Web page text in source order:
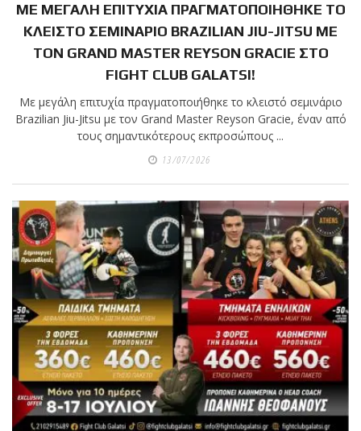
ΜΕ ΜΕΓΑΛΗ ΕΠΙΤΥΧΙΑ ΠΡΑΓΜΑΤΟΠΟΙΗΘΗΚΕ ΤΟ
ΚΛΕΙΣΤΟ ΣΕΜΙΝΑΡΙΟ BRAZILIAN JIU-JITSU ΜΕ
ΤΟΝ GRAND MASTER REYSON GRACIE ΣΤΟ
FIGHT CLUB GALATSI!
Με μεγάλη επιτυχία πραγματοποιήθηκε το κλειστό σεμινάριο
Brazilian Jiu-Jitsu με τον Grand Master Reyson Gracie, έναν από
τους σημαντικότερους εκπροσώπους ...
13/07/2026